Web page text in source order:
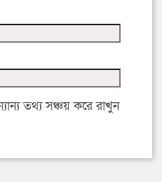
তথ্য সঞ্চয় করে রাখুন